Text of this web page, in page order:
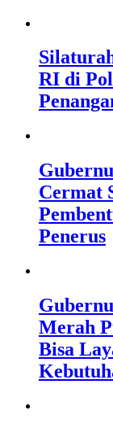
RI di
Cermat
Penerus
Merah
Bisa